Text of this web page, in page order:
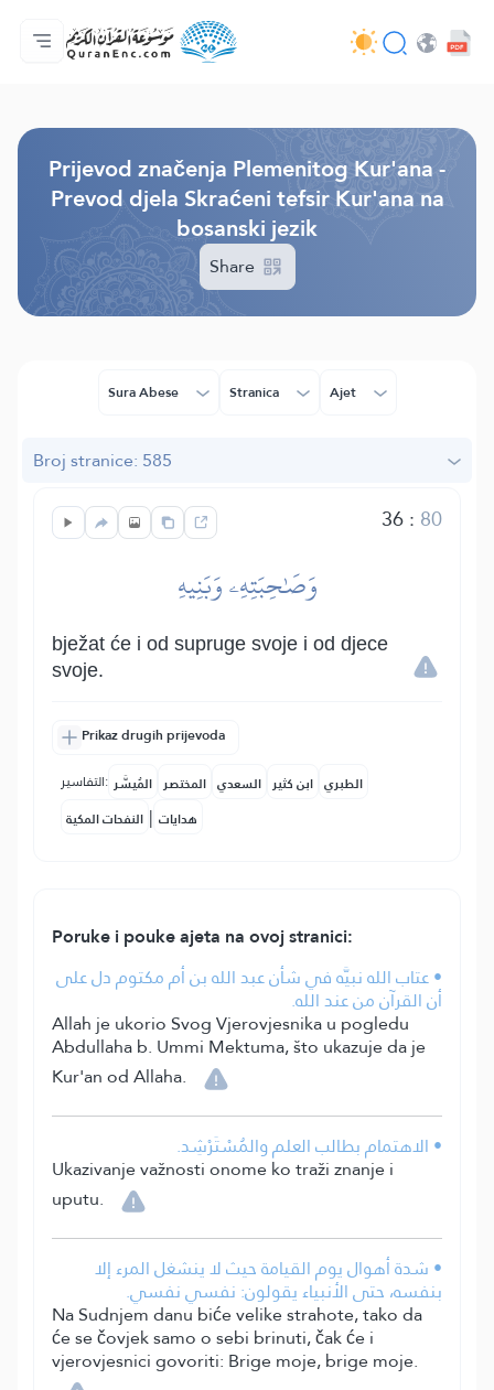
Početna stranica
Sadržaj prijevodā
Audio
Usluge programera - API
O projektu
Kontaktiraj nas
Jezik
Prijevod značenja Plemenitog Kur'ana -
Prevod djela Skraćeni tefsir Kur'ana na
bosanski jezik
Share
Sura Abese Stranica Ajet
Broj stranice: 585
36: 80
وَصَٰحِبَتِهِۦ وَبَنِيهِ
bježat će i od supruge svoje i od djece
svoje.
Prikaz drugih prijevoda
التفاسير: المُيسَّر المختصر السعدي ابن كثير الطبري
النفحات المكية | هدايات
Poruke i pouke ajeta na ovoj stranici:
• عتاب الله نبيَّه في شأن عبد الله بن أم مكتوم دل على
أن القرآن من عند الله.
Allah je ukorio Svog Vjerovjesnika u pogledu
Abdullaha b. Ummi Mektuma, što ukazuje da je
Kur'an od Allaha.
• الاهتمام بطالب العلم والمُسْتَرْشِد.
Ukazivanje važnosti onome ko traži znanje i
uputu.
• شدة أهوال يوم القيامة حيث لا ينشغل المرء إلا
بنفسه، حتى الأنبياء يقولون: نفسي نفسي.
Na Sudnjem danu biće velike strahote, tako da
će se čovjek samo o sebi brinuti, čak će i
vjerovjesnici govoriti: Brige moje, brige moje.